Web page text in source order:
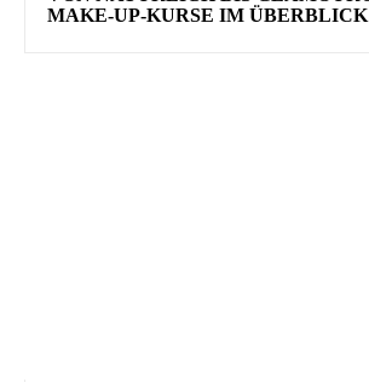
MAKE-UP-KURSE IM ÜBERBLICK